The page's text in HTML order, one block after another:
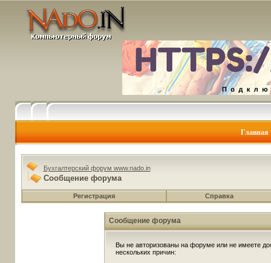
Главная
Бухгалтерский форум www.nado.in
Сообщение форума
Регистрация Справка
Сообщение форума
Вы не авторизованы на форуме или не имеете
нескольких причин: